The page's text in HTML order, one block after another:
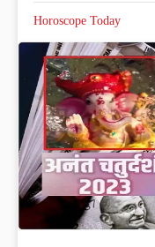
Horoscope Today